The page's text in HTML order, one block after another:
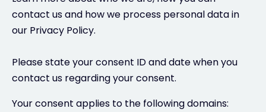
contact us and how we process personal data in
our Privacy Policy.
Please state your consent ID and date when you
contact us regarding your consent.
Your consent applies to the following domains: